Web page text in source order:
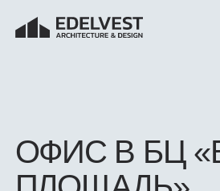
ПЛОЩАДЬ»